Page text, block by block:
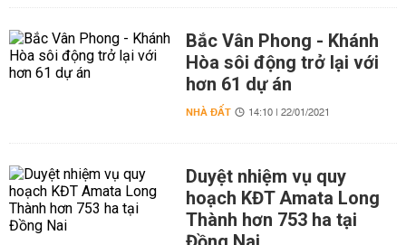
Bắc Vân Phong - Khánh
Hòa sôi động trở lại với
hơn 61 dự án
NHÀ ĐẤT 14:10 | 22/01/2021
Duyệt nhiệm vụ quy
hoạch KĐT Amata Long
Thành hơn 753 ha tại